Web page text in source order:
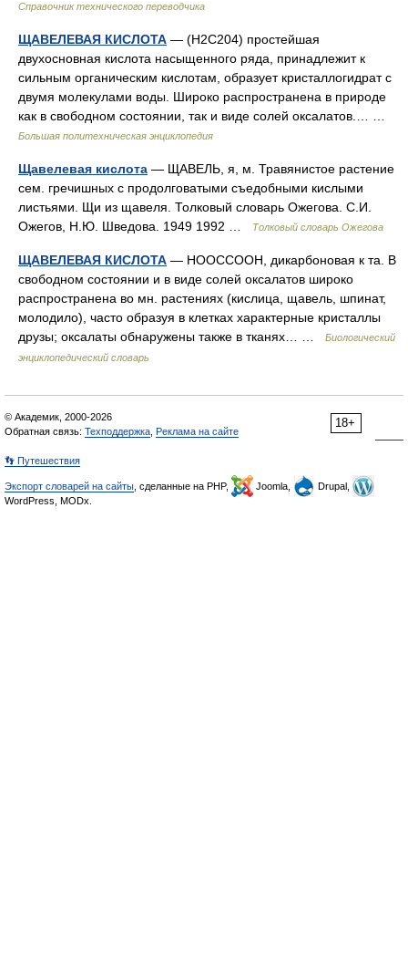
Справочник технического переводчика
ЩАВЕЛЕВАЯ КИСЛОТА — (Н2С204) простейшая
двухосновная кислота насыщенного ряда, принадлежит к
сильным органическим кислотам, образует кристаллогидрат с
двумя молекулами воды. Широко распространена в природе
как в свободном состоянии, так и виде солей оксалатов.… …
Большая политехническая энциклопедия
Щавелевая кислота — ЩАВЕЛЬ, я, м. Травянистое растение
сем. гречишных с продолговатыми съедобными кислыми
листьями. Щи из щавеля. Толковый словарь Ожегова. С.И.
Ожегов, Н.Ю. Шведова. 1949 1992 …
Толковый словарь Ожегова
ЩАВЕЛЕВАЯ КИСЛОТА — НООССООН, дикарбоновая к та. В
свободном состоянии и в виде солей оксалатов широко
распространена во мн. растениях (кислица, щавель, шпинат,
молодило), часто образуя в клетках характерные кристаллы
друзы; оксалаты обнаружены также в тканях… …
Биологический
энциклопедический словарь
18+
© Академик, 2000-2026
Обратная связь: Техподдержка, Реклама на сайте
👣 Путешествия
Экспорт словарей на сайты, сделанные на PHP, Joomla,
Drupal,
WordPress, MODx.